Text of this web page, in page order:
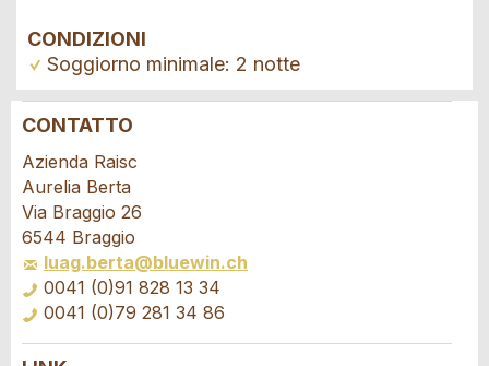
CONDIZIONI
Soggiorno minimale: 2 notte
Contestare l'annuncio
Il tuo feedback è molto apprezzato!
Feedback generale
Questo annuncio non è più valido
Annuncio incompleto
Consigliamo l'annuncio
Raccomando questo annuncio agli amici.
CONTATTO
Azienda Raisc
Aurelia Berta
Via Braggio 26
6544 Braggio
luag.berta@bluewin.ch
0041 (0)91 828 13 34
0041 (0)79 281 34 86